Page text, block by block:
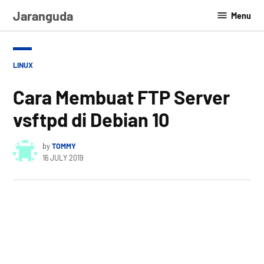
Jaranguda Menu
POSTED
LINUX
Cara Membuat FTP Server
vsftpd di Debian 10
byTOMMY
16 JULY 2019